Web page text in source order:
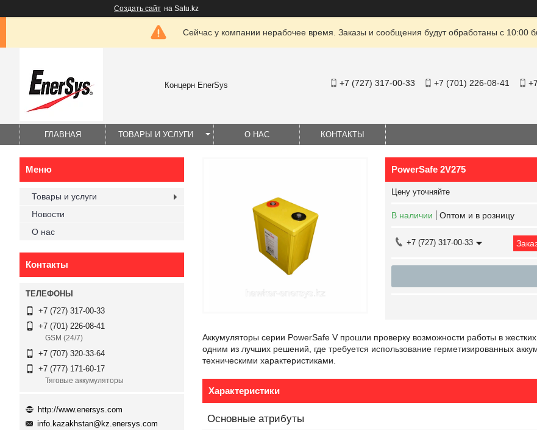
Создать сайт на Satu.kz
Сейчас у компании нерабочее время. Заказы и сообщения будут обработаны с 10:00
Концерн EnerSys +7 (727) 317-00-33 +7 (701) 226-08-41
ГЛАВНАЯ ТОВАРЫ И УСЛУГИ О НАС КОНТАКТЫ
PowerSafe 2V275
Цену уточняйте
В наличии Оптом и в розницу
+7 (727) 317-00-33
Аккумуляторы серии PowerSafe V прошли проверку возможности работы в
одним из лучших решений, где требуется использование герметизированных
техническими характеристиками.
Характеристики
Основные атрибуты
Товары и услуги
Новости
О нас
Контакты
+7 (727) 317-00-33
+7 (701) 226-08-41
GSM (24/7)
+7 (707) 320-33-64
+7 (777) 171-60-17
Тяговые аккумуляторы
http://www.enersys.com
info.kazakhstan@kz.enersys.com